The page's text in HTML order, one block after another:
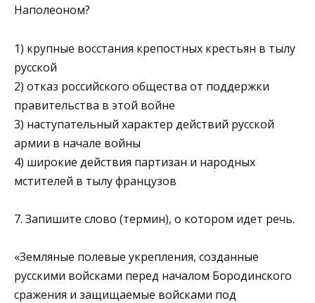
Наполеоном?
1) крупные восстания крепостных крестьян в тылу
русской
2) отказ российского общества от поддержки
правительст­ва в этой войне
3) наступательный характер действий русской
армии в на­чале войны
4) широкие действия партизан и народных
мстителей в тылу французов
7. Запишите слово (термин), о котором идет речь.
«Земляные полевые укрепления, созданные
русскими вой­сками перед началом Бородинского
сражения и защищае­мые войсками под